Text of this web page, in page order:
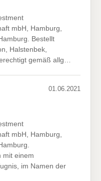
mbH, Hamburg,
Bestellt
Halstenbek,
gemäß allg…
01.06.2021
mbH, Hamburg,
mit einem
im Namen der